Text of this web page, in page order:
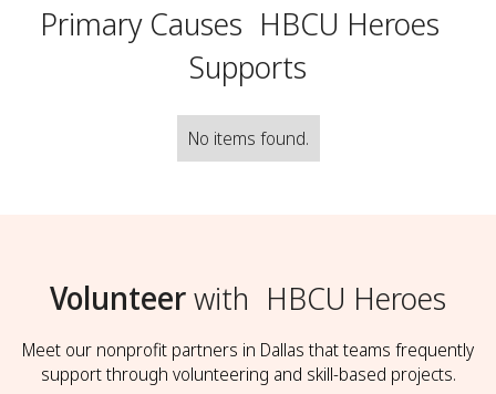
Primary Causes HBCU Heroes
Supports
No items found.
Volunteerwith HBCU Heroes
Meet our nonprofit partners in Dallas that teams frequently
support through volunteering and skill-based projects.